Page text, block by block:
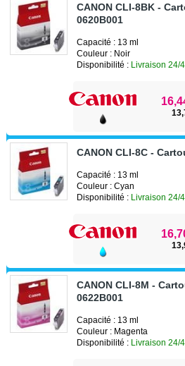
CANON CLI-8BK -
0620B001
Capacité : 13 ml
Couleur : Noir
Disponibilité : Livraison 24/
CANON CLI-8C -
Capacité : 13 ml
Couleur : Cyan
Disponibilité : Livraison 24/
CANON CLI-8M -
0622B001
Capacité : 13 ml
Couleur : Magenta
Disponibilité : Livraison 24/